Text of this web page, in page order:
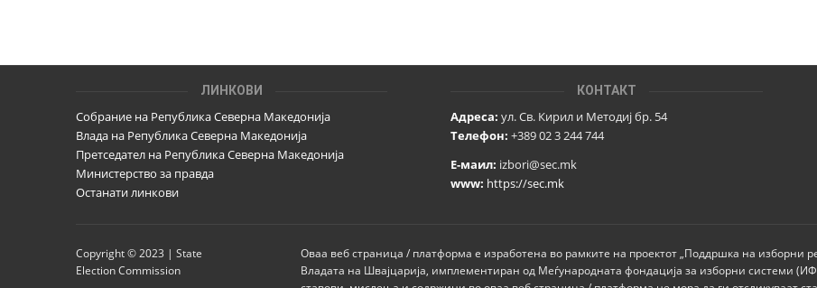
ЛИНКОВИ
Собрание на Република Северна Македонија
Влада на Република Северна Македонија
Претседател на Република Северна Македонија
Министерство за правда
Останати линкови
КОНТАКТ
Адреса: ул. Св. Кирил и Методиј бр. 54
Телефон: +389 02 3 244 744
Е-маил: izbori@sec.mk
www: https://sec.mk
Copyright © 2023 | State
Election Commission
Оваа веб страница / платформа е изработена во рамките на проектот „Поддршка на изборни
Владата на Швајцарија, имплементиран од Меѓународната фондација за изборни системи